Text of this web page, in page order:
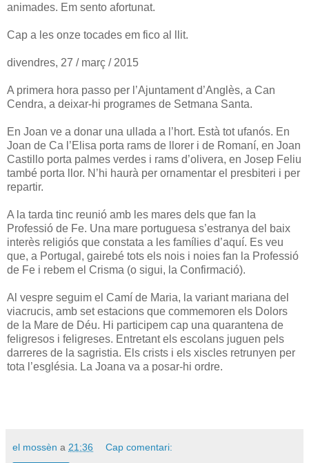
animades. Em sento afortunat.
Cap a les onze tocades em fico al llit.
divendres, 27 / març / 2015
A primera hora passo per l’Ajuntament d’Anglès, a Can
Cendra, a deixar-hi programes de Setmana Santa.
En Joan ve a donar una ullada a l’hort. Està tot ufanós. En
Joan de Ca l’Elisa porta rams de llorer i de Romaní, en Joan
Castillo porta palmes verdes i rams d’olivera, en Josep Feliu
també porta llor. N’hi haurà per ornamentar el presbiteri i per
repartir.
A la tarda tinc reunió amb les mares dels que fan la
Professió de Fe. Una mare portuguesa s’estranya del baix
interès religiós que constata a les famílies d’aquí. Es veu
que, a Portugal, gairebé tots els nois i noies fan la Professió
de Fe i rebem el Crisma (o sigui, la Confirmació).
Al vespre seguim el Camí de Maria, la variant mariana del
viacrucis, amb set estacions que commemoren els Dolors
de la Mare de Déu. Hi participem cap una quarantena de
feligresos i feligreses. Entretant els escolans juguen pels
darreres de la sagristia. Els crists i els xiscles retrunyen per
tota l’església. La Joana va a posar-hi ordre.
el mossèn a 21:36 Cap comentari: